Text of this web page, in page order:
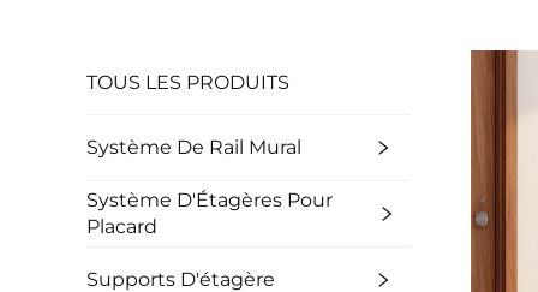
TOUS LES PRODUITS
Système De Rail Mural
Système D'Étagères Pour
Placard
Supports D'étagère